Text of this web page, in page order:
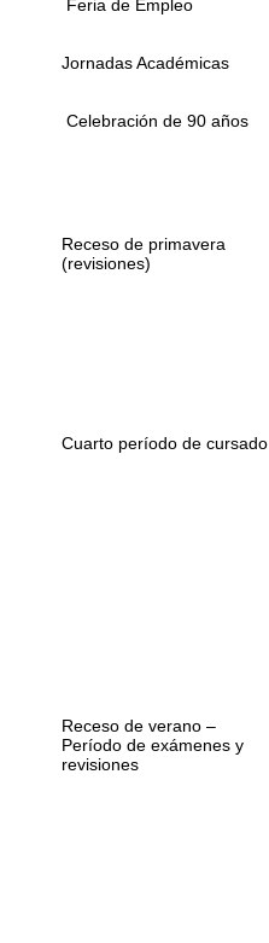
Feria de Empleo
Jornadas Académicas
Celebración de 90 años
Receso de primavera
(revisiones)
Cuarto período de cursado
Receso de verano –
Período de exámenes y
revisiones